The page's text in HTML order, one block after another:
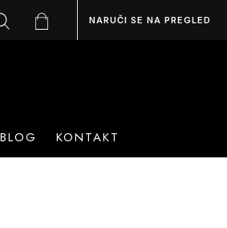
NARUČI SE NA PREGLED
BLOG KONTAKT